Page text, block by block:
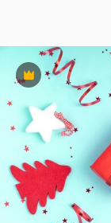
Premium